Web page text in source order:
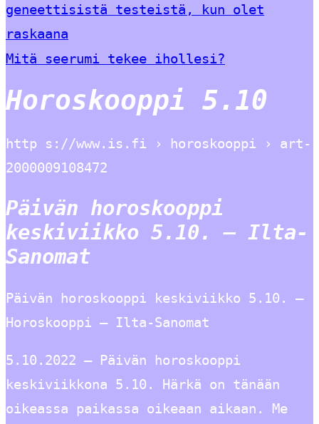
geneettisistä testeistä, kun olet
raskaana
Mitä seerumi tekee ihollesi?
Horoskooppi 5.10
http s://www.is.fi › horoskooppi › art-
2000009108472
Päivän horoskooppi
keskiviikko 5.10. – Ilta-
Sanomat
Päivän horoskooppi keskiviikko 5.10. –
Horoskooppi – Ilta-Sanomat
5.10.2022 — Päivän horoskooppi
keskiviikkona 5.10. Härkä on tänään
oikeassa paikassa oikeaan aikaan. Me